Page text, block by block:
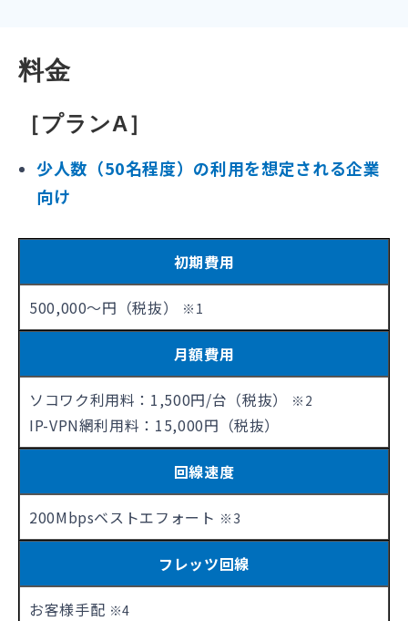
料金
［プランA］
少人数（50名程度）の利用を想定される企業
向け
初期費用
500,000～円（税抜） ※1
月額費用
ソコワク利用料：1,500円/台（税抜） ※2
IP-VPN網利用料：15,000円（税抜）
回線速度
200Mbpsベストエフォート ※3
フレッツ回線
お客様手配 ※4